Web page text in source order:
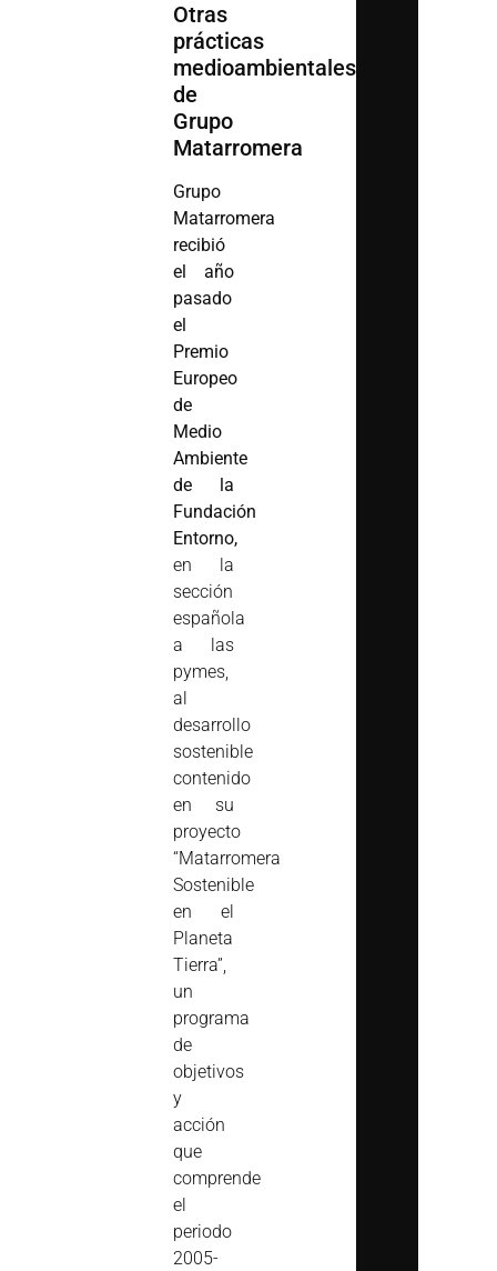
Otras
prácticas
medioambientales
de
Grupo
Matarromera
Grupo
Matarromera
recibió
el año
pasado
el
Premio
Europeo
de
Medio
Ambiente
de la
Fundación
Entorno,
en la
sección
española
a las
pymes,
al
desarrollo
sostenible
contenido
en su
proyecto
“Matarromera
Sostenible
en el
Planeta
Tierra”,
un
programa
de
objetivos
y
acción
que
comprende
el
periodo
2005-